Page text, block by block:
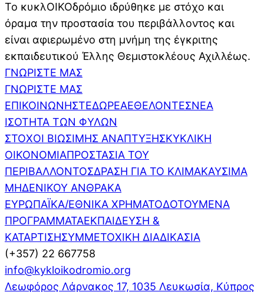
Το κυκλΟΙΚΟδρόμιο ιδρύθηκε με στόχο και
όραμα την προστασία του περιβάλλοντος και
είναι αφιερωμένο στη μνήμη της έγκριτης
εκπαιδευτικού Έλλης Θεμιστοκλέους Αχιλλέως.
ΓΝΩΡΙΣΤΕ ΜΑΣ
ΓΝΩΡΙΣΤΕ ΜΑΣ
ΕΠΙΚΟΙΝΩΝΗΣΤΕΔΩΡΕΑΕΘΕΛΟΝΤΕΣΝΕΑ
ΙΣΟΤΗΤΑ ΤΩΝ ΦΥΛΩΝ
ΣΤΟΧΟΙ ΒΙΩΣΙΜΗΣ ΑΝΑΠΤΥΞΗΣΚΥΚΛΙΚΗ
ΟΙΚΟΝΟΜΙΑΠΡΟΣΤΑΣΙΑ ΤΟΥ
ΠΕΡΙΒΑΛΛΟΝΤΟΣΔΡΑΣΗ ΓΙΑ ΤΟ ΚΛΙΜΑΚΑΥΣΙΜΑ
ΜΗΔΕΝΙΚΟΥ ΑΝΘΡΑΚΑ
ΕΥΡΩΠΑΪΚΑ/ΕΘΝΙΚΑ ΧΡΗΜΑΤΟΔΟΤΟΥΜΕΝΑ
ΠΡΟΓΡΑΜΜΑΤΑΕΚΠΑΙΔΕΥΣΗ &
ΚΑΤΑΡΤΙΣΗΣΥΜΜΕΤΟΧΙΚΗ ΔΙΑΔΙΚΑΣΙΑ
(+357) 22 667758
info@kykloikodromio.org
Λεωφόρος Λάρνακος 17, 1035 Λευκωσία, Κύπρος